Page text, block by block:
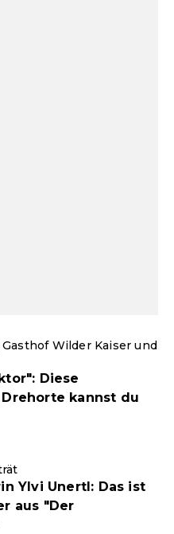
Wilder Kaiser und
Diese
kannst du
Ylvi Unertl: Das ist
aus "Der